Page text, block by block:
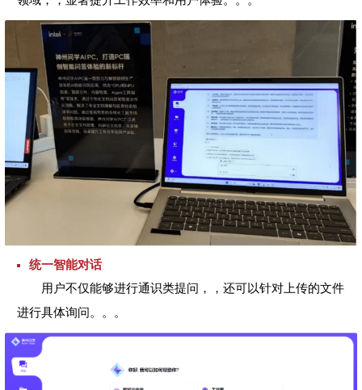
统一智能对话
用户不仅能够进行通识类提问，，还可以针对上传的文件
进行具体询问。。。